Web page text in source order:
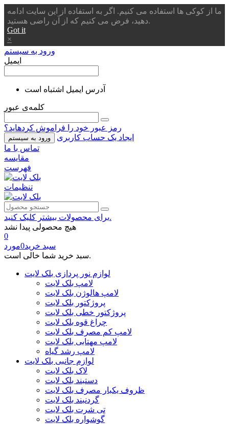
ما از کوکی ها استفاده می کنیم. اگر به استفاده از این سایت ادامه
دهید، فرض می کنیم که از آن راضی هستید.
Got it
×
ورود به سیستم
ایمیل
آدرس ایمیل اشتباه است
کلمه‌ی عبور
رمز عبور خود را فراموش کردهاید؟
ورود به سیستم
ایجاد یک حساب کاربری
تماس با ما
مقایسه
فهرست
تنظیمات
برای محصولات بیشتر کلیک کنید.
هیچ محصولی پیدا نشد
0
سبد خرید0مورد
سبد خرید شما خالی است.
لوازم نور پردازی بلک لایت
لامپ بلک لایت
لامپ هالوژن بلک لایت
پروژکتور بلک لایت
پروژکتور خطی بلک لایت
چراغ قوه بلک لایت
لامپ کم مصرف بلک لایت
لامپ مهتابی بلک لایت
لامپ رشد گیاه
لوازم جانبی بلک لایت
لاک بلک لایت
دستبند بلک لایت
ظروف یکبار مصرف بلک لایت
گردنبند بلک لایت
تی شرت بلک لایت
گوشواره بلک لایت